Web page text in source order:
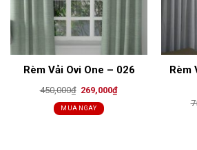
Rèm Vải Ovi One – 026
450,000₫ Original
price
was:
450,000₫.
269,000₫Current
MUA NGAY
Rèm